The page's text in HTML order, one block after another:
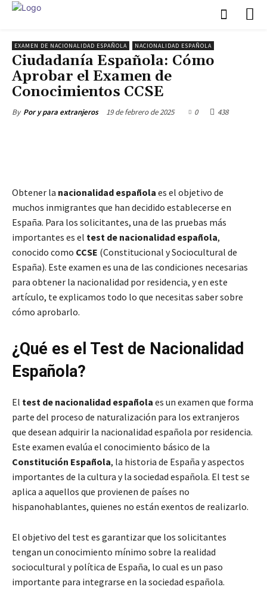
EXAMEN DE NACIONALIDAD ESPAÑOLA NACIONALIDAD ESPAÑOLA
Ciudadanía Española: Cómo
Aprobar el Examen de
Conocimientos CCSE
By Por y para extranjeros 19 de febrero de 2025 0 438
Obtener la nacionalidad española es el objetivo de
muchos inmigrantes que han decidido establecerse en
España. Para los solicitantes, una de las pruebas más
importantes es el test de nacionalidad española,
conocido como CCSE (Constitucional y Sociocultural de
España). Este examen es una de las condiciones necesarias
para obtener la nacionalidad por residencia, y en este
artículo, te explicamos todo lo que necesitas saber sobre
cómo aprobarlo.
¿Qué es el Test de Nacionalidad
Española?
El test de nacionalidad española es un examen que forma
parte del proceso de naturalización para los extranjeros
que desean adquirir la nacionalidad española por residencia.
Este examen evalúa el conocimiento básico de la
Constitución Española, la historia de España y aspectos
importantes de la cultura y la sociedad española. El test se
aplica a aquellos que provienen de países no
hispanohablantes, quienes no están exentos de realizarlo.
El objetivo del test es garantizar que los solicitantes
tengan un conocimiento mínimo sobre la realidad
sociocultural y política de España, lo cual es un paso
importante para integrarse en la sociedad española.